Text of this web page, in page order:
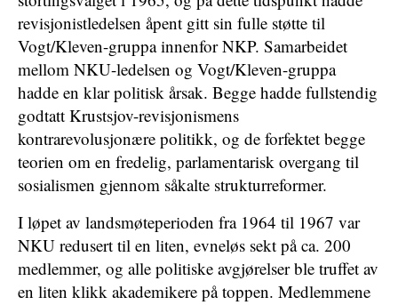
revisjonistledelsen åpent gitt sin fulle støtte til
Vogt/Kleven-gruppa innenfor NKP. Samarbeidet
mellom NKU-ledelsen og Vogt/Kleven-gruppa
hadde en klar politisk årsak. Begge hadde fullstendig
godtatt Krustsjov-revisjonismens
kontrarevolusjonære politikk, og de forfektet begge
teorien om en fredelig, parlamentarisk overgang til
sosialismen gjennom såkalte strukturreformer.
I løpet av landsmøteperioden fra 1964 til 1967 var
NKU redusert til en liten, evneløs sekt på ca. 200
medlemmer, og alle politiske avgjørelser ble truffet av
en liten klikk akademikere på toppen. Medlemmene